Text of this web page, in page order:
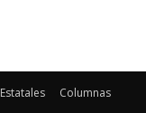
Estatales Columnas